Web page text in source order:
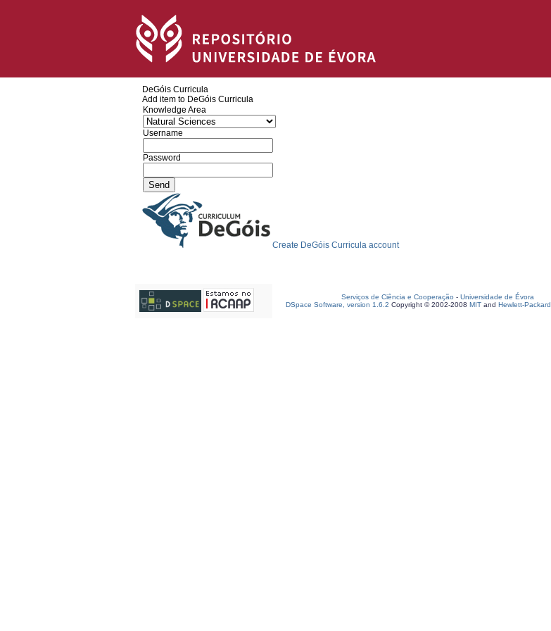
DeGóis Curricula
Add item to DeGóis Curricula
Knowledge Area
Username
Password
Create DeGóis Curricula account
Serviços de Ciência e Cooperação - Universidade de Évora
DSpace Software, version 1.6.2 Copyright © 2002-2008 MIT and Hewlett-Packard